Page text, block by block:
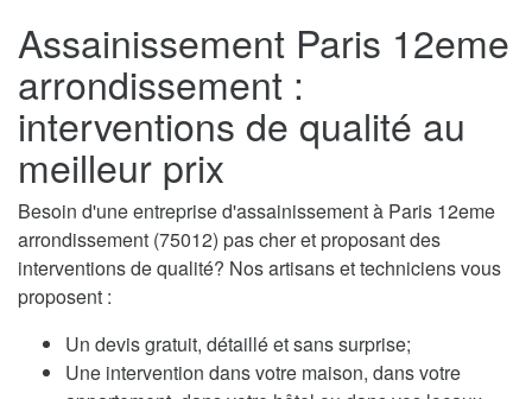
Assainissement Paris 12eme
arrondissement :
interventions de qualité au
meilleur prix
Besoin d'une entreprise d'assainissement à Paris 12eme
arrondissement (75012) pas cher et proposant des
interventions de qualité? Nos artisans et techniciens vous
proposent :
Un devis gratuit, détaillé et sans surprise;
Une intervention dans votre maison, dans votre